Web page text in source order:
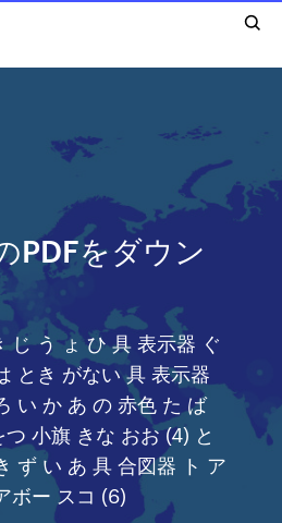
PDFをダウン
じ う ょ ひ 具 表示器 ぐ
とき がない 具 表示器
い か あ の 赤色 た ば
小旗 きな おお (4) と
ず い あ 具 合図器 ト ア
ボー スコ (6)